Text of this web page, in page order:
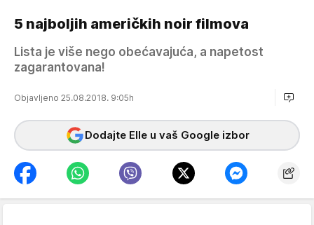
5 najboljih američkih noir filmova
Lista je više nego obećavajuća, a napetost
zagarantovana!
Objavljeno 25.08.2018. 9:05h
Dodajte Elle u vaš Google izbor